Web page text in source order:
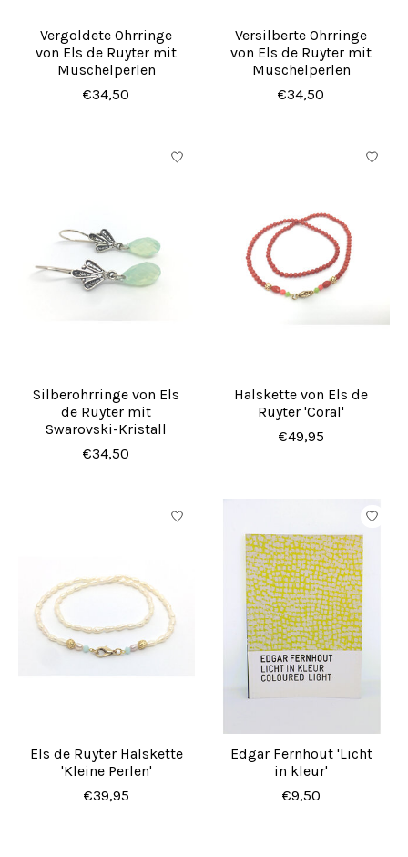
Vergoldete Ohrringe
von Els de Ruyter mit
Muschelperlen
€34,50
Versilberte Ohrringe
von Els de Ruyter mit
Muschelperlen
€34,50
Silberohrringe von Els
de Ruyter mit
Swarovski-Kristall
€34,50
Halskette von Els de
Ruyter 'Coral'
€49,95
Els de Ruyter Halskette
'Kleine Perlen'
€39,95
Edgar Fernhout 'Licht
in kleur'
€9,50